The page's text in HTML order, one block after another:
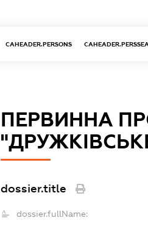
CAHEADER.PERSONS
ПЕРВИННА
dossier.title
dossier.fullName: